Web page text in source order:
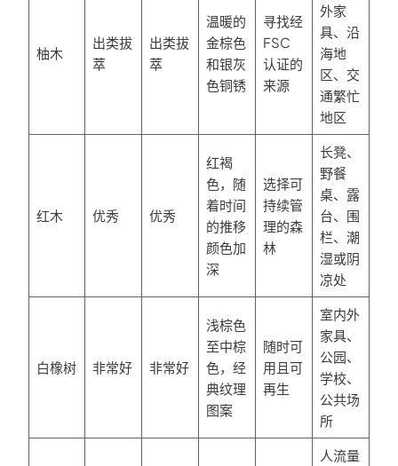
柚木
出类拔
萃
出类拔
萃
温暖的
金棕色
和银灰
色铜锈
寻找经
FSC
认证的
来源
外家
具、沿
海地
区、交
通繁忙
地区
红木 优秀 优秀
红褐
色，随
着时间
的推移
颜色加
深
选择可
持续管
理的森
林
长凳、
野餐
桌、露
台、围
栏、潮
湿或阴
凉处
白橡树 非常好 非常好
浅棕色
至中棕
色，经
典纹理
图案
随时可
用且可
再生
室内外
家具、
公园、
学校、
公共场
所
人流量